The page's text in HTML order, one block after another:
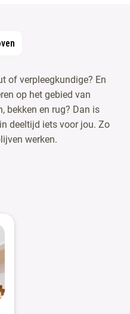
of verpleegkundige? En
op het gebied van
bekken en rug? Dan is
deeltijd iets voor jou. Zo
werken.